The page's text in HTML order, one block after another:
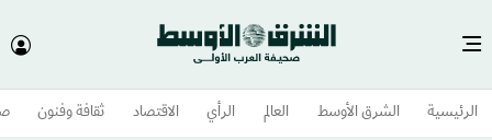
الرئيسية الشرق الأوسط​ العالم الرأي الاقتصاد ثقافة وفنون